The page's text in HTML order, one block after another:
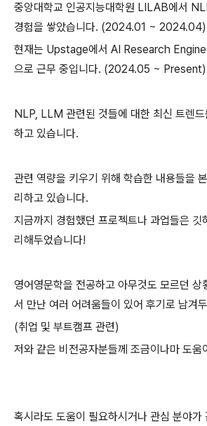
중앙대학교 인공지능대학원 LILAB에서
경험을 쌓았습니다. (2024.01 ~ 2024.04)
현재는 Upstage에서 AI Research
으로 근무 중입니다. (2024.05 ~ Present)
NLP, LLM 관련된 것들에 대한 최신 트렌
하고 있습니다.
관련 역량을 키우기 위해 학습한 내용들을
리하고 있습니다.
지금까지 경험했던 프로젝트나 과업들은 깃
리해두었습니다!
영어영문학을 전공하고 아무것도 모르던 상
서 만난 여러 어려움들이 있어 후기로 남겨
(취업 및 부트캠프 관련)
저와 같은 비전공자분들께 조금이나마 도움
혹시라도 도움이 필요하시거나 관심 분야가